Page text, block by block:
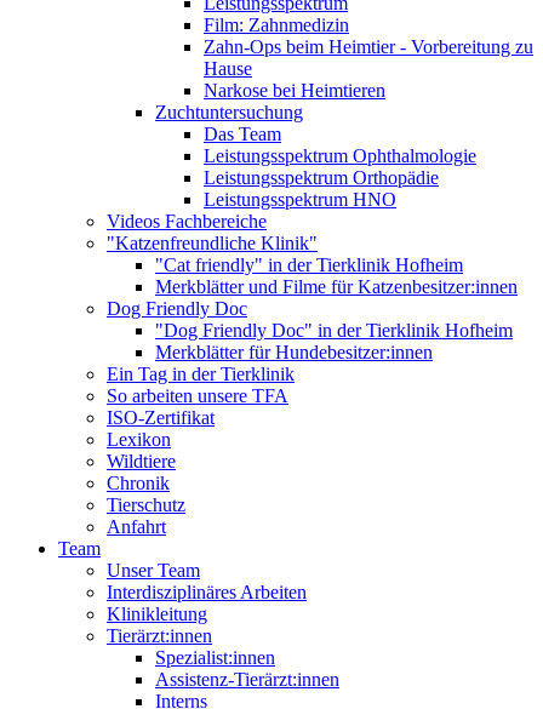
Film: Zahnmedizin
Zahn-Ops beim Heimtier - Vorbereitung zu
Hause
Narkose bei Heimtieren
Zuchtuntersuchung
Das Team
Leistungsspektrum Ophthalmologie
Leistungsspektrum Orthopädie
Leistungsspektrum HNO
Videos Fachbereiche
"Katzenfreundliche Klinik"
"Cat friendly" in der Tierklinik Hofheim
Merkblätter und Filme für Katzenbesitzer:innen
Dog Friendly Doc
"Dog Friendly Doc" in der Tierklinik Hofheim
Merkblätter für Hundebesitzer:innen
Ein Tag in der Tierklinik
So arbeiten unsere TFA
ISO-Zertifikat
Lexikon
Wildtiere
Chronik
Tierschutz
Anfahrt
Team
Unser Team
Interdisziplinäres Arbeiten
Klinikleitung
Tierärzt:innen
Spezialist:innen
Assistenz-Tierärzt:innen
Interns